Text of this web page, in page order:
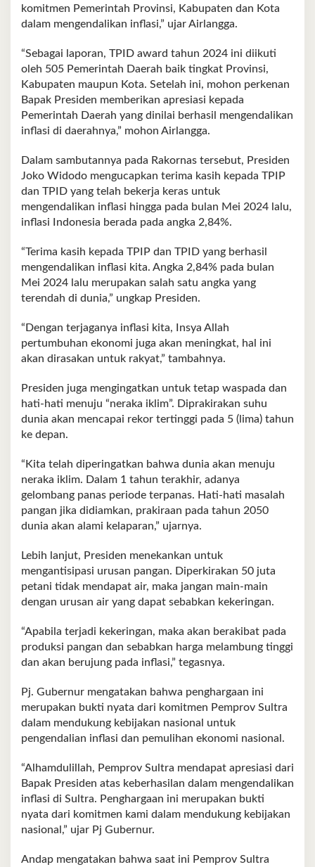
komitmen Pemerintah Provinsi, Kabupaten dan Kota
dalam mengendalikan inflasi,” ujar Airlangga.
“Sebagai laporan, TPID award tahun 2024 ini diikuti
oleh 505 Pemerintah Daerah baik tingkat Provinsi,
Kabupaten maupun Kota. Setelah ini, mohon perkenan
Bapak Presiden memberikan apresiasi kepada
Pemerintah Daerah yang dinilai berhasil mengendalikan
inflasi di daerahnya,” mohon Airlangga.
Dalam sambutannya pada Rakornas tersebut, Presiden
Joko Widodo mengucapkan terima kasih kepada TPIP
dan TPID yang telah bekerja keras untuk
mengendalikan inflasi hingga pada bulan Mei 2024 lalu,
inflasi Indonesia berada pada angka 2,84%.
“Terima kasih kepada TPIP dan TPID yang berhasil
mengendalikan inflasi kita. Angka 2,84% pada bulan
Mei 2024 lalu merupakan salah satu angka yang
terendah di dunia,” ungkap Presiden.
“Dengan terjaganya inflasi kita, Insya Allah
pertumbuhan ekonomi juga akan meningkat, hal ini
akan dirasakan untuk rakyat,” tambahnya.
Presiden juga mengingatkan untuk tetap waspada dan
hati-hati menuju “neraka iklim”. Diprakirakan suhu
dunia akan mencapai rekor tertinggi pada 5 (lima) tahun
ke depan.
“Kita telah diperingatkan bahwa dunia akan menuju
neraka iklim. Dalam 1 tahun terakhir, adanya
gelombang panas periode terpanas. Hati-hati masalah
pangan jika didiamkan, prakiraan pada tahun 2050
dunia akan alami kelaparan,” ujarnya.
Lebih lanjut, Presiden menekankan untuk
mengantisipasi urusan pangan. Diperkirakan 50 juta
petani tidak mendapat air, maka jangan main-main
dengan urusan air yang dapat sebabkan kekeringan.
“Apabila terjadi kekeringan, maka akan berakibat pada
produksi pangan dan sebabkan harga melambung tinggi
dan akan berujung pada inflasi,” tegasnya.
Pj. Gubernur mengatakan bahwa penghargaan ini
merupakan bukti nyata dari komitmen Pemprov Sultra
dalam mendukung kebijakan nasional untuk
pengendalian inflasi dan pemulihan ekonomi nasional.
“Alhamdulillah, Pemprov Sultra mendapat apresiasi dari
Bapak Presiden atas keberhasilan dalam mengendalikan
inflasi di Sultra. Penghargaan ini merupakan bukti
nyata dari komitmen kami dalam mendukung kebijakan
nasional,” ujar Pj Gubernur.
Andap mengatakan bahwa saat ini Pemprov Sultra